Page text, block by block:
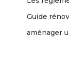
Guide
aménager